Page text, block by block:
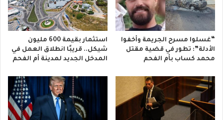
“غسلوا مسرح الجريمة وأخفوا
الأدلة”: تطور في قضية مقتل
محمد كساب بأم الفحم
استثمار بقيمة 600 مليون
شيكل.. قريبًا انطلاق العمل في
المدخل الجديد لمدينة أم الفحم